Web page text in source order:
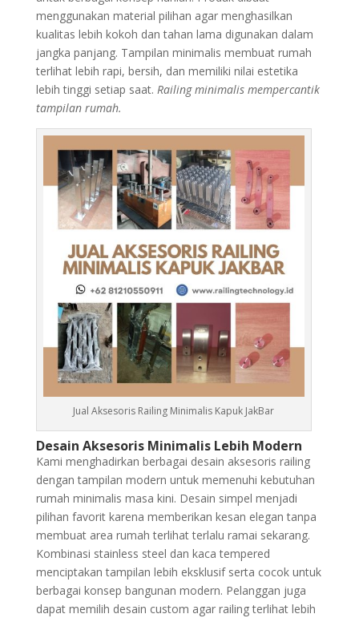
menggunakan material pilihan agar menghasilkan
kualitas lebih kokoh dan tahan lama digunakan dalam
jangka panjang. Tampilan minimalis membuat rumah
terlihat lebih rapi, bersih, dan memiliki nilai estetika
lebih tinggi setiap saat. Railing minimalis mempercantik
tampilan rumah.
Jual Aksesoris Railing Minimalis Kapuk JakBar
Desain Aksesoris Minimalis Lebih Modern
Kami menghadirkan berbagai desain aksesoris railing
dengan tampilan modern untuk memenuhi kebutuhan
rumah minimalis masa kini. Desain simpel menjadi
pilihan favorit karena memberikan kesan elegan tanpa
membuat area rumah terlihat terlalu ramai sekarang.
Kombinasi stainless steel dan kaca tempered
menciptakan tampilan lebih eksklusif serta cocok untuk
berbagai konsep bangunan modern. Pelanggan juga
dapat memilih desain custom agar railing terlihat lebih